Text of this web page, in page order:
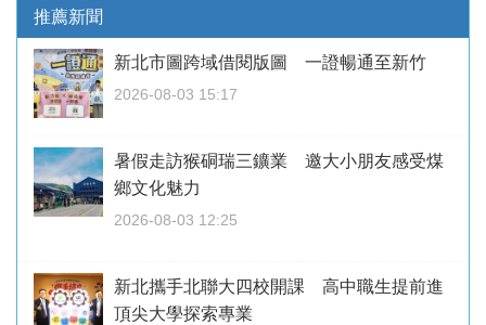
推薦新聞
新北市圖跨域借閱版圖 一證暢通至新竹
2026-08-03 15:17
暑假走訪猴硐瑞三鑛業 邀大小朋友感受煤
鄉文化魅力
2026-08-03 12:25
新北攜手北聯大四校開課 高中職生提前進
頂尖大學探索專業